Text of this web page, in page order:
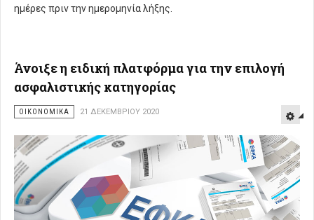
ημέρες πριν την ημερομηνία λήξης.
Άνοιξε η ειδική πλατφόρμα για την επιλογή
ασφαλιστικής κατηγορίας
ΟΙΚΟΝΟΜΙΚΑ 21 ΔΕΚΕΜΒΡΊΟΥ 2020